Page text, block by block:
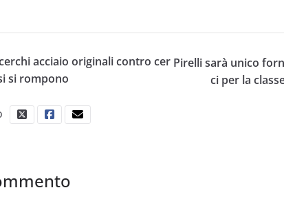
acciaio originali contro cer
si rompono
Pirelli sarà unico
ci per la